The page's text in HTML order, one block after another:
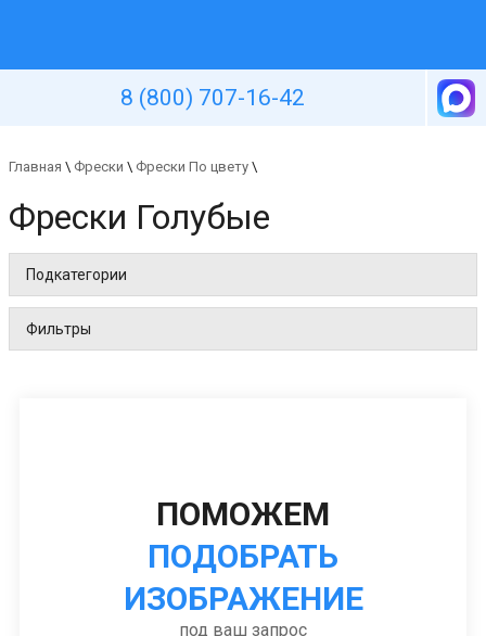
8 (800) 707-16-42
Главная \ Фрески \ Фрески По цвету \
Фрески Голубые
Подкатегории
Фильтры
ПОМОЖЕМ
ПОДОБРАТЬ
ИЗОБРАЖЕНИЕ
под ваш запрос